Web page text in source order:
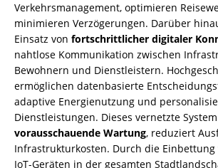
Verkehrsmanagement, optimieren
minimieren Verzögerungen. Darüber
Einsatz von fortschrittlicher digitaler
nahtlose Kommunikation zwischen
Bewohnern und Dienstleistern.
ermöglichen datenbasierte
adaptive Energienutzung und
Dienstleistungen. Dieses vernetzte
vorausschauende Wartung, reduziert
Infrastrukturkosten. Durch die Einbettung
IoT-Geräten in der gesamten